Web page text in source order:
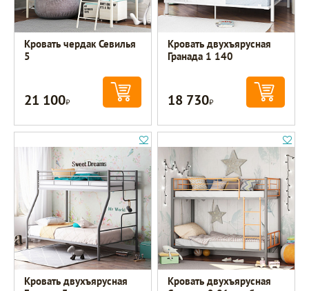
Кровать чердак Севилья
5
21 100Р
Кровать двухъярусная
Гранада 1 140
18 730Р
Кровать двухъярусная
Кровать двухъярусная